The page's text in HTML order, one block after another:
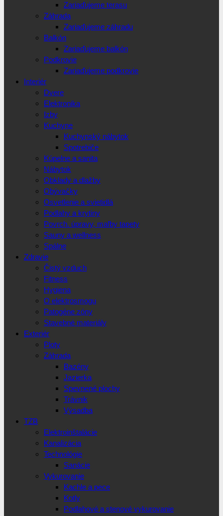
Zariaďujeme terasu
Záhrada
Zariaďujeme záhradu
Balkón
Zariaďujeme balkón
Podkrovie
Zariaďujeme podkrovie
Interiér
Dvere
Elektronika
Izby
Kuchyne
Kuchynský nábytok
Spotrebiče
Kúpelne a sanita
Nábytok
Obklady a dlažby
Obývačky
Osvetlenie a svietidlá
Podlahy a krytiny
Povrch. úpravy, maľby tapety
Sauny a wellness
Spálne
Zdravie
Čistý vzduch
Fitness
Hygiena
O elektrosmogu
Patogéne zóny
Stavebné materiály
Exteriér
Ploty
Záhrada
Bazény
Jazierka
Spevnené plochy
Trávnik
Výsadba
TZB
Elektroinštalácie
Kanalizácia
Technológie
Sanácie
Vykurovanie
Kachle a pece
Kotly
Podlahové a stenové vykurovanie